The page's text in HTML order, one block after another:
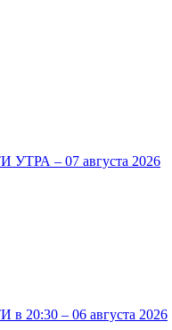
– 07 августа 2026
20:30 – 06 августа 2026